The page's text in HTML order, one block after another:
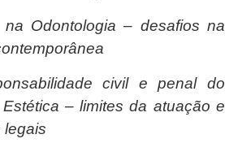
na Odontologia – desafios na
civil e penal do
– limites da atuação e
legais